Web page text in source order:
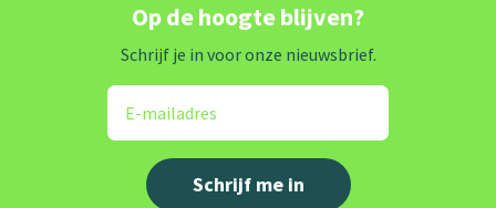
Op de hoogte blijven?
Schrijf je in voor onze nieuwsbrief.